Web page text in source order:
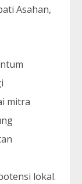
Asahan,
mitra
lokal.